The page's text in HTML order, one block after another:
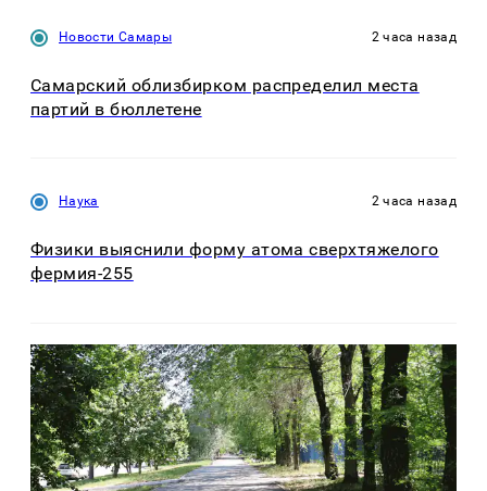
Новости Самары 2 часа назад
Самарский облизбирком распределил места
партий в бюллетене
Наука 2 часа назад
Физики выяснили форму атома сверхтяжелого
фермия-255